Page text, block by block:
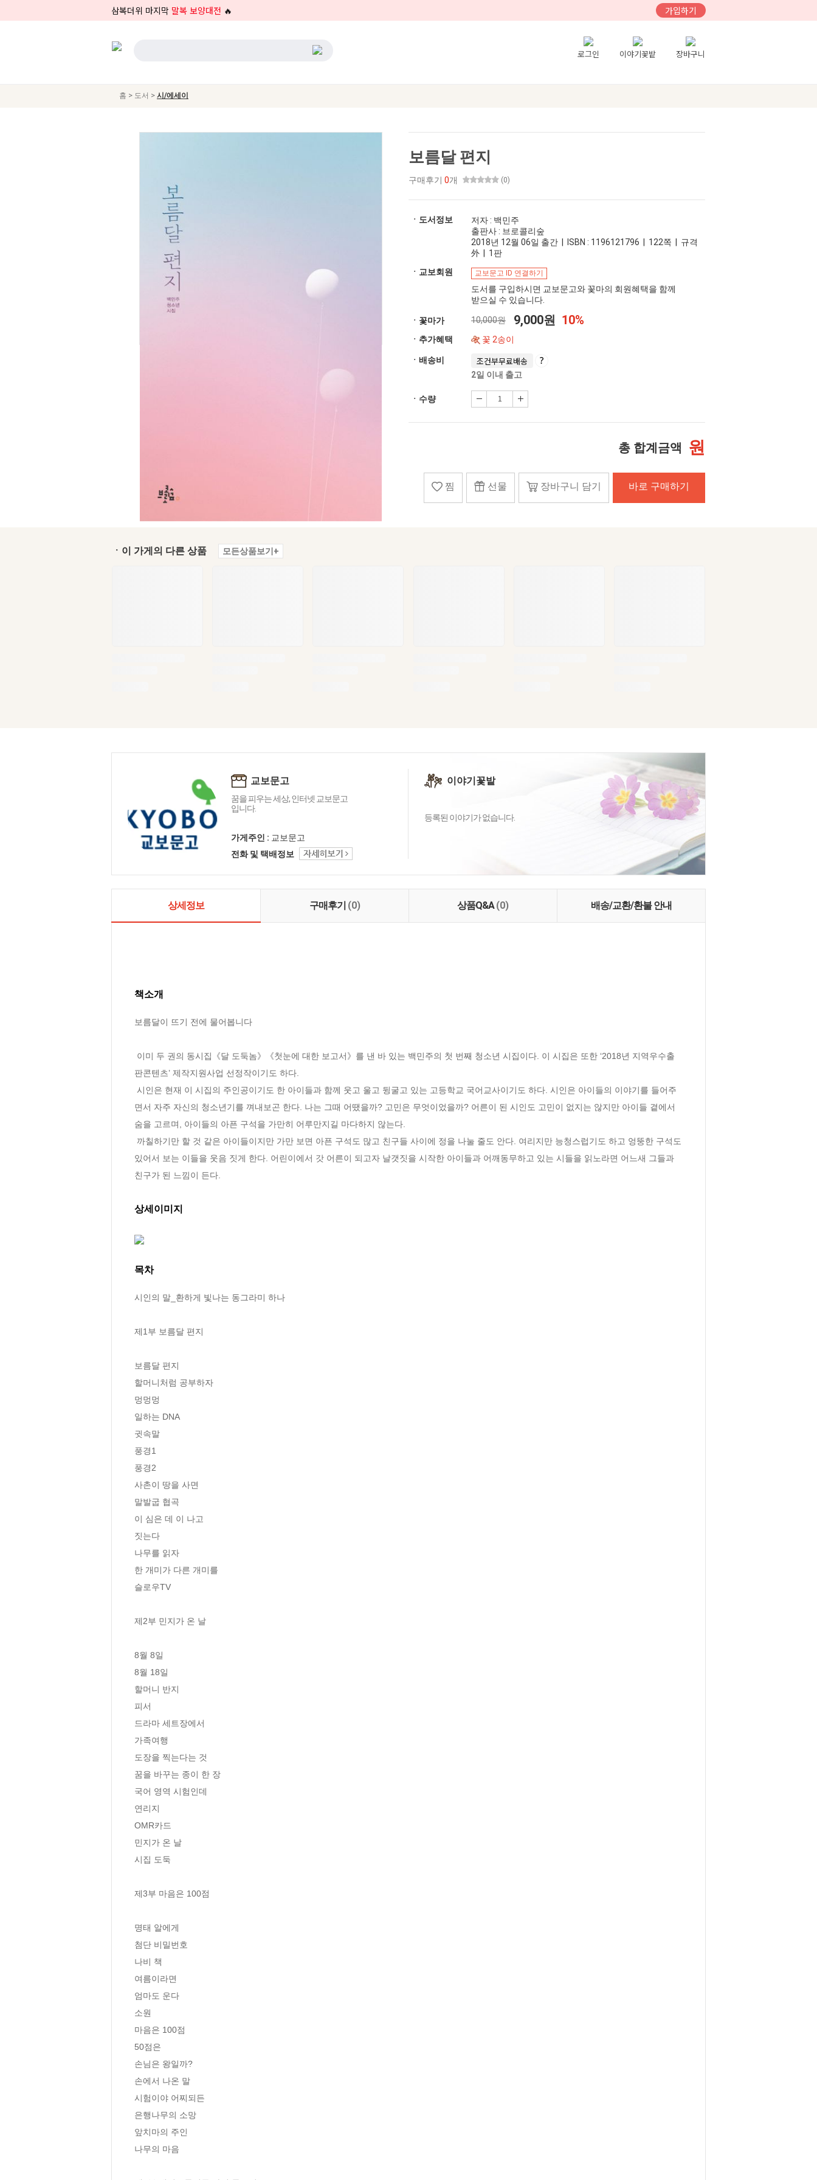
삼복더위 마지막 말복 보양대전 🔥 가입하기
로그인 이야기꽃밭 장바구니
홈 > 도서 > 시/에세이
보름달 편지
구매후기 0개 (0)
ㆍ도서정보
저자 : 백민주
출판사 : 브로콜리숲
2018년 12월 06일 출간 | ISBN : 1196121796 | 122쪽 | 규격
外 | 1판
ㆍ교보회원
교보문고 ID 연결하기
도서를 구입하시면 교보문고와 꽃마의 회원혜택을 함께
받으실 수 있습니다.
ㆍ꽃마가 10,000원 9,000원 10%
ㆍ추가혜택 꽃 2송이
ㆍ배송비 조건부무료배송
2일 이내 출고
ㆍ수량
총 합계금액 원
찜 선물 장바구니 담기 바로 구매하기
ㆍ이 가게의 다른 상품 모든상품보기+
교보문고
꿈을 피우는 세상, 인터넷 교보문고
입니다.
가게주인 : 교보문고
전화 및 택배정보
이야기꽃밭
등록된 이야기가 없습니다.
상세정보 구매후기 (0) 상품Q&A(0) 배송/교환/환불 안내
책소개
보름달이 뜨기 전에 물어봅니다
판콘텐츠’ 제작지원사업 선정작이기도 하다.
면서 자주 자신의 청소년기를 껴내보곤 한다. 나는 그때 어땠을까? 고민은 무엇이었을까? 어른이 된 시인도 고민이 없지는 않지만 아이들 곁에서
숨을 고르며, 아이들의 아픈 구석을 가만히 어루만지길 마다하지 않는다.
있어서 보는 이들을 웃음 짓게 한다. 어린이에서 갓 어른이 되고자 날갯짓을 시작한 아이들과 어깨동무하고 있는 시들을 읽노라면 어느새 그들과
친구가 된 느낌이 든다.
상세이미지
목차
시인의 말_환하게 빛나는 동그라미 하나
제1부 보름달 편지
보름달 편지
할머니처럼 공부하자
멍멍멍
일하는 DNA
귓속말
풍경1
풍경2
사촌이 땅을 사면
말발굽 협곡
이 심은 데 이 나고
짓는다
나무를 읽자
한 개미가 다른 개미를
슬로우TV
제2부 민지가 온 날
8월 8일
8월 18일
할머니 반지
피서
드라마 세트장에서
가족여행
도장을 찍는다는 것
꿈을 바꾸는 종이 한 장
국어 영역 시험인데
연리지
OMR카드
민지가 온 날
시집 도둑
제3부 마음은 100점
명태 알에게
첨단 비밀번호
나비 책
여름이라면
엄마도 운다
소원
마음은 100점
50점은
손님은 왕일까?
손에서 나온 말
시험이야 어찌되든
은행나무의 소망
앞치마의 주인
나무의 마음